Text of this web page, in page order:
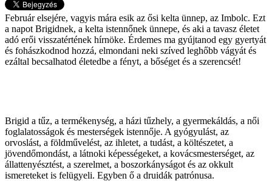
Február elsejére, vagyis mára esik az ősi kelta ünnep, az Imbolc. Ezt
a napot Brigidnek, a kelta istennőnek ünnepe, és aki a tavasz életet
adó erői visszatértének hírnöke. Érdemes ma gyújtanod egy gyertyát
és fohászkodnod hozzá, elmondani neki szíved leghőbb vágyát és
ezáltal becsalhatod életedbe a fényt, a bőséget és a szerencsét!
Brigid a tűz, a termékenység, a házi tűzhely, a gyermekáldás, a női
foglalatosságok és mesterségek istennője. A gyógyulást, az
orvoslást, a földművelést, az ihletet, a tudást, a költészetet, a
jövendőmondást, a látnoki képességeket, a kovácsmesterséget, az
állattenyésztést, a szerelmet, a boszorkányságot és az okkult
ismereteket is felügyeli. Egyben ő a druidák patrónusa.